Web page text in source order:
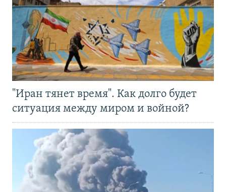
"Иран тянет время". Как долго будет
ситуация между миром и войной?